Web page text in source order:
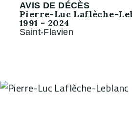
AVIS DE DÉCÈS
Pierre-Luc Laflèche-
1991 - 2024
Saint-Flavien